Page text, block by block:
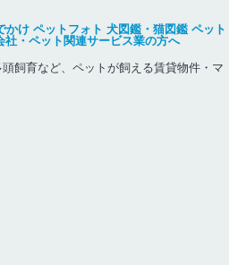
かけ ペットフォト 犬図鑑・猫図鑑 ペット
社・ペット関連サービス業の方へ
飼育など、ペットが飼える賃貸物件・マ